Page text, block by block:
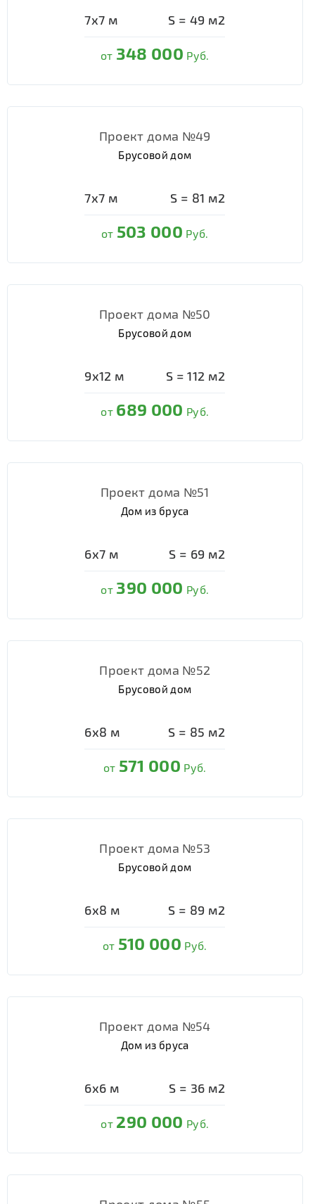
7х7 м S = 49 м2
от 348 000 Руб.
Проект дома №49
Брусовой дом
7х7 м S = 81 м2
от 503 000 Руб.
Проект дома №50
Брусовой дом
9х12 м S =112 м2
от 689 000 Руб.
Проект дома №51
Дом из бруса
6х7 м S = 69 м2
от 390 000 Руб.
Проект дома №52
Брусовой дом
6х8 м S = 85 м2
от 571 000 Руб.
Проект дома №53
Брусовой дом
6х8 м S = 89 м2
от 510 000 Руб.
Проект дома №54
Дом из бруса
6х6 м S = 36 м2
от 290 000 Руб.